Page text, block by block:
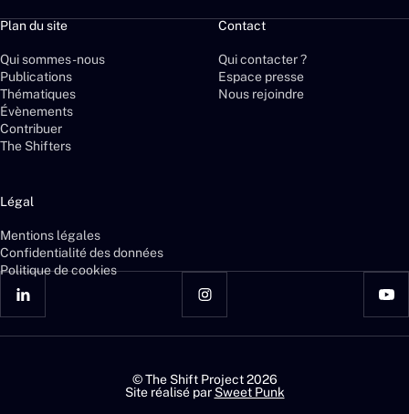
Plan du site
Qui sommes-nous
Publications
Thématiques
Évènements
Contribuer
The Shifters
Contact
Qui contacter ?
Espace presse
Nous rejoindre
Légal
Mentions légales
Confidentialité des données
Politique de cookies
© The Shift Project 2026
Site réalisé par Sweet Punk